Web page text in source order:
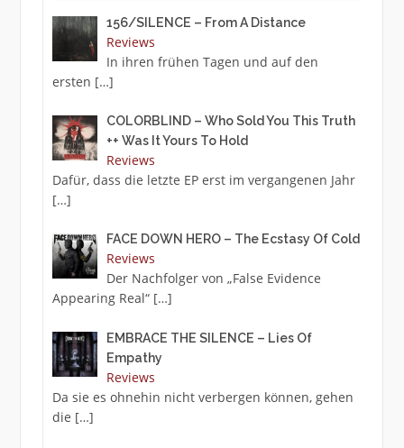
156/SILENCE – From A Distance
Reviews
In ihren frühen Tagen und auf den
ersten […]
COLORBLIND – Who Sold You This Truth
++ Was It Yours To Hold
Reviews
Dafür, dass die letzte EP erst im vergangenen Jahr
[…]
FACE DOWN HERO – The Ecstasy Of Cold
Reviews
Der Nachfolger von „False Evidence
Appearing Real“ […]
EMBRACE THE SILENCE – Lies Of
Empathy
Reviews
Da sie es ohnehin nicht verbergen können, gehen
die […]